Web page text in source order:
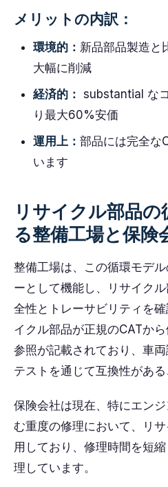
メリットの内訳：
環境的： 新品部品製造と
大幅に削減
経済的： substantial な
り最大60%安価
運用上： 部品には完全な
います
リサイクル部品
る整備工場と保険
整備工場は、この循環モデ
ーとして機能し、リサイク
全性とトレーサビリティを
イクル部品が正規のCATか
参照が記載されており、車
テストを通じて互換性がある
保険会社は現在、特にエン
む重度の修理において、リ
用しており、修理時間を短
理しています。